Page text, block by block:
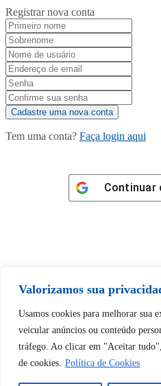
Valorizamos sua
Usamos cookies para melhorar sua
veicular anúncios ou conteúdo
tráfego. Ao clicar em "Aceitar
de cookies. Política de Cookies
Registrar nova conta
Tem uma conta? Faça login aqui
Continuar
Tem certeza
desbloquear
Desbloquear
Sim